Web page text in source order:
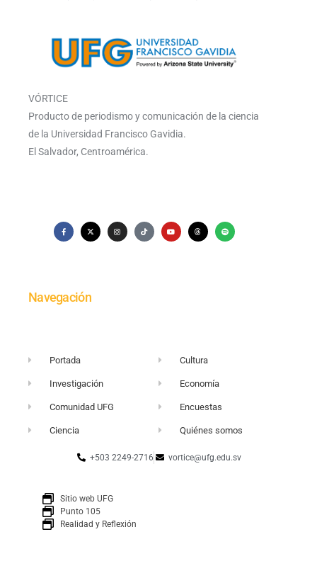
VÓRTICE
Producto de periodismo y comunicación de la ciencia
de la Universidad Francisco Gavidia.
El Salvador, Centroamérica.
Navegación
Portada
Investigación
Comunidad UFG
Ciencia
Cultura
Economía
Encuestas
Quiénes somos
+503 2249-2716 vortice@ufg.edu.sv
Sitio web UFG
Punto 105
Realidad y Reflexión